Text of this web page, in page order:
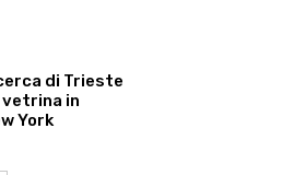
di Trieste
vetrina in
York